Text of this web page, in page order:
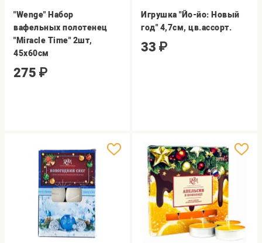
"Wenge" Набор
вафельных полотенец
"Miracle Time" 2шт,
45х60см
275 ₽
Игрушка "Йо-йо: Новый
год" 4,7см, цв.ассорт.
33 ₽